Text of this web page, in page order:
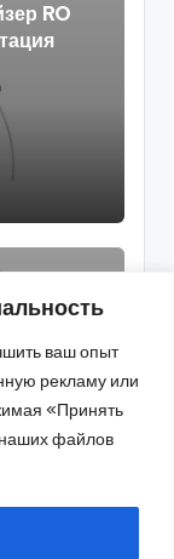
ваш опыт
рекламу или
«Принять
наших файлов
RO
Aquario